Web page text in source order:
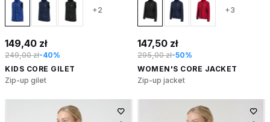
+2
149,40 zł
249,00 zł-40%
KIDS CORE GILET
Zip-up gilet
+3
147,50 zł
295,00 zł-50%
WOMEN'S CORE JACKET
Zip-up jacket